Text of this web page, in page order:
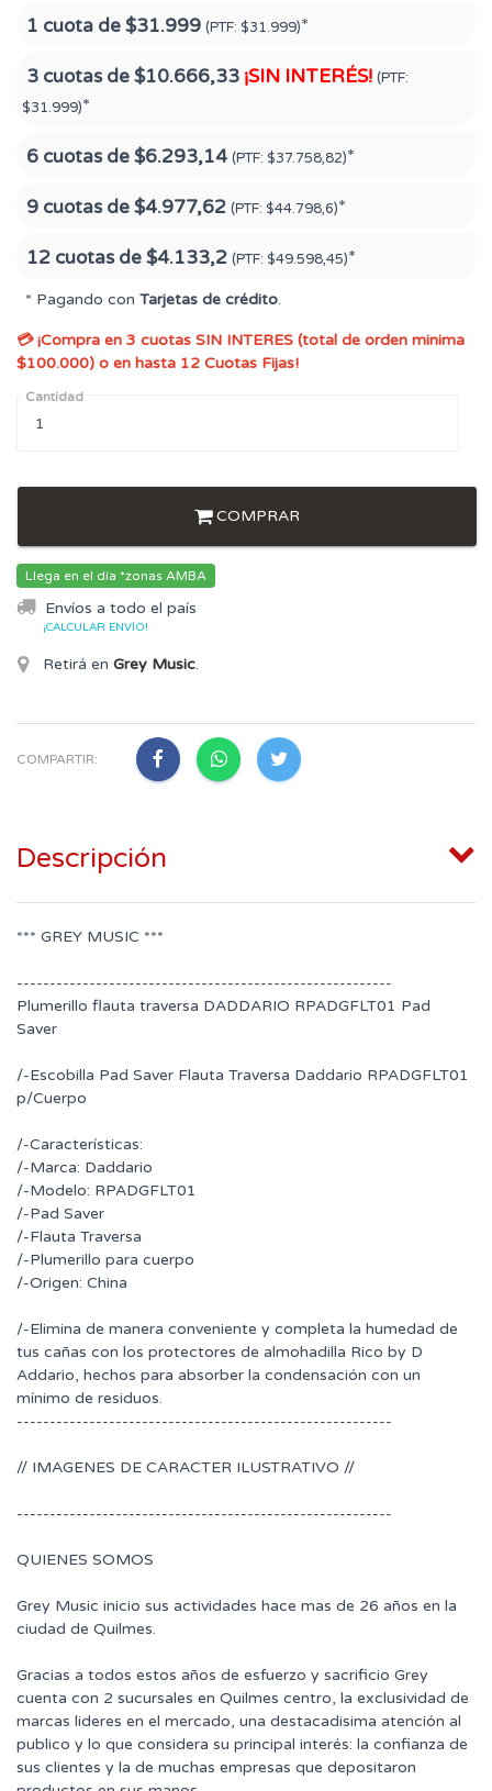
1 cuota de$31.999 (PTF: $31.999)*
3 cuotas de$10.666,33 ¡SIN INTERÉS! (PTF:
$31.999)*
6 cuotas de$6.293,14 (PTF: $37.758,82)*
9 cuotas de$4.977,62 (PTF: $44.798,6)*
12 cuotas de$4.133,2 (PTF: $49.598,45)*
* Pagando con Tarjetas de crédito.
💳 ¡Compra en 3 cuotas SIN INTERES (total de orden minima
$100.000) o en hasta 12 Cuotas Fijas!
Cantidad
COMPRAR
Llega en el día *zonas AMBA
Envíos a todo el país
¡CALCULAR ENVÍO!
Retirá en Grey Music.
COMPARTIR:
Descripción
*** GREY MUSIC ***
---------------------------------------------------------
Plumerillo flauta traversa DADDARIO RPADGFLT01 Pad
Saver
/-Escobilla Pad Saver Flauta Traversa Daddario RPADGFLT01
p/Cuerpo
/-Características:
/-Marca: Daddario
/-Modelo: RPADGFLT01
/-Pad Saver
/-Flauta Traversa
/-Plumerillo para cuerpo
/-Origen: China
/-Elimina de manera conveniente y completa la humedad de
tus cañas con los protectores de almohadilla Rico by D
Addario, hechos para absorber la condensación con un
mínimo de residuos.
---------------------------------------------------------
// IMAGENES DE CARACTER ILUSTRATIVO //
---------------------------------------------------------
QUIENES SOMOS
Grey Music inicio sus actividades hace mas de 26 años en la
ciudad de Quilmes.
Gracias a todos estos años de esfuerzo y sacrificio Grey
cuenta con 2 sucursales en Quilmes centro, la exclusividad de
marcas lideres en el mercado, una destacadisima atención al
publico y lo que considera su principal interés: la confianza de
sus clientes y la de muchas empresas que depositaron